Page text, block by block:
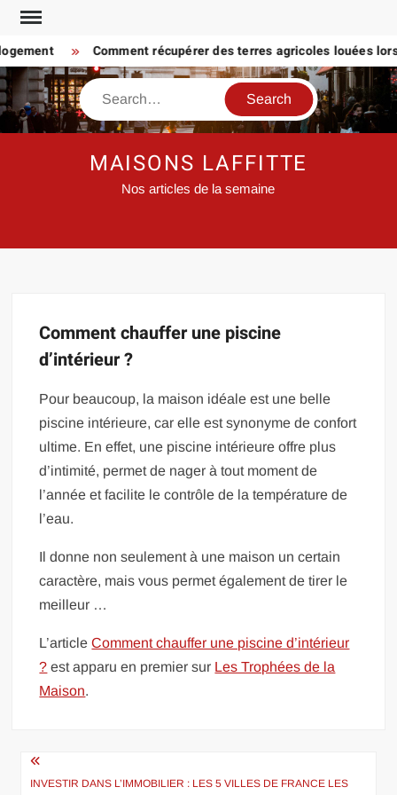
Skip
content
Comment récupérer des terres agricoles louées
Search
MAISONS LAFFITTE
Nos articles de la semaine
Comment chauffer une piscine
d’intérieur ?
Pour beaucoup, la maison idéale est une belle
piscine intérieure, car elle est synonyme de confort
ultime. En effet, une piscine intérieure offre plus
d’intimité, permet de nager à tout moment de
l’année et facilite le contrôle de la température de
l’eau.
Il donne non seulement à une maison un certain
caractère, mais vous permet également de tirer le
meilleur …
L’articleComment chauffer une piscine d’intérieur
? est apparu en premier sur Les Trophées de la
Maison.
Navigation
INVESTIR DANS L’IMMOBILIER : LES 5 VILLES DE FRANCE LES